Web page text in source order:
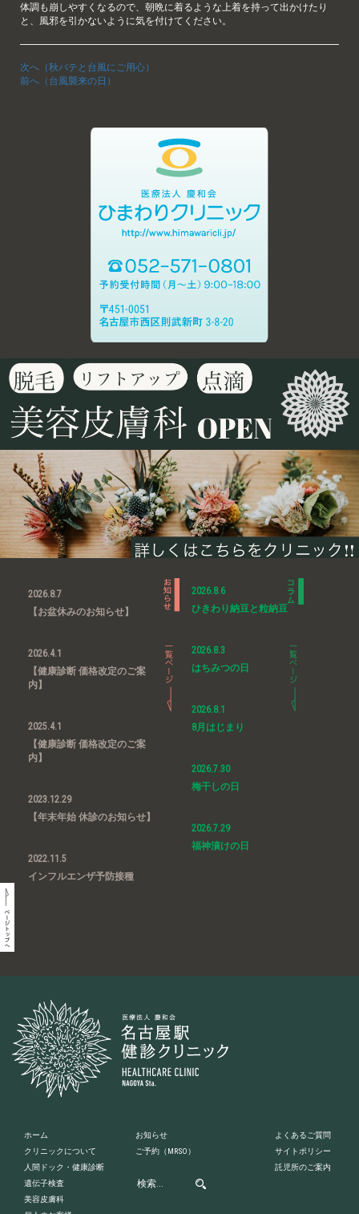
体調も崩しやすくなるので、朝晩に着るような上着を持って出かけたり
と、風邪を引かないように気を付けてください。
次へ（秋バテと台風にご用心）
前へ（台風襲来の日）
2026.8.7
【お盆休みのお知らせ】
2026.4.1
【健康診断 価格改定のご案
内】
2025.4.1
【健康診断 価格改定のご案
内】
2023.12.29
【年末年始 休診のお知らせ】
2022.11.5
インフルエンザ予防接種
2026.8.6
ひきわり納豆と粒納豆
2026.8.3
はちみつの日
2026.8.1
8月はじまり
2026.7.30
梅干しの日
2026.7.29
福神漬けの日
ホーム
クリニックについて
人間ドック・健康診断
遺伝子検査
美容皮膚科
お知らせ
ご予約 （MRSO）
よくあるご質問
サイトポリシー
託児所のご案内